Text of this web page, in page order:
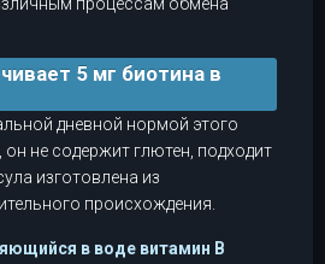
5 мг биотина в
дневной нормой этого
не содержит глютен, подходит
изготовлена из
происхождения.
в воде витамин В